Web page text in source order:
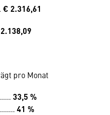
€ 2.316,61
pro Monat
33,5 %
41 %